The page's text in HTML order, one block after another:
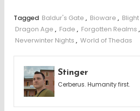
Tagged Baldur's Gate , Bioware , Blight
Dragon Age , Fade , Forgotten Realms ,
Neverwinter Nights , World of Thedas
Stinger
Cerberus. Humanity first.